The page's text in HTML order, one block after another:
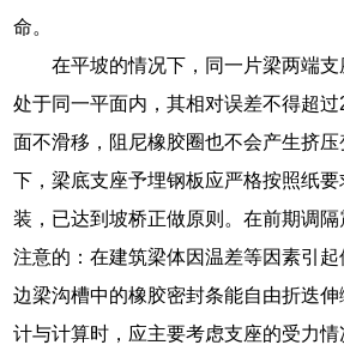
命。
在平坡的情况下，同一片梁两端
处于同一平面内，其相对误差不得超
面不滑移，阻尼橡胶圈也不会产生挤
下，梁底支座予埋钢板应严格按照纸
装，已达到坡桥正做原则。在前期调
注意的：在建筑梁体因温差等因素引
边梁沟槽中的橡胶密封条能自由折迭
计与计算时，应主要考虑支座的受力